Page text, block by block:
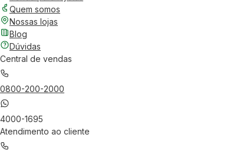
Quem somos
Nossas lojas
Blog
Dúvidas
Central de vendas
0800-200-2000
4000-1695
Atendimento ao cliente